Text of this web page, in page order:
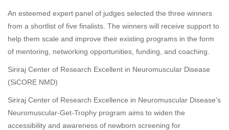
An esteemed expert panel of judges selected the three winners
from a shortlist of five finalists. The winners will receive support to
help them scale and improve their existing programs in the form
of mentoring, networking opportunities, funding, and coaching.
Siriraj Center of Research Excellent in Neuromuscular Disease
(SiCORE NMD)
Siriraj Center of Research Excellence in Neuromuscular Disease’s
Neuromuscular-Get-Trophy program aims to widen the
accessibility and awareness of newborn screening for